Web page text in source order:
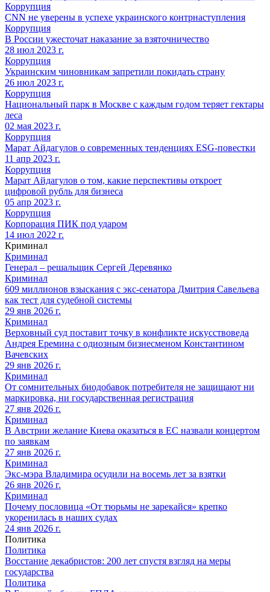
Коррупция
CNN не уверены в успехе украинского контрнаступления
Коррупция
В России ужесточат наказание за взяточничество
28 июл 2023 г.
Коррупция
Украинским чиновникам запретили покидать страну
26 июл 2023 г.
Коррупция
Национальный парк в Москве с каждым годом теряет гектары
леса
02 мая 2023 г.
Коррупция
Марат Айдагулов о современных тенденциях ESG-повестки
11 апр 2023 г.
Коррупция
Марат Айдагулов о том, какие перспективы откроет
цифровой рубль для бизнеса
05 апр 2023 г.
Коррупция
Корпорация ПИК под ударом
14 июл 2022 г.
Криминал
Криминал
Генерал – решальщик Сергей Деревянко
Криминал
609 миллионов взыскания с экс-сенатора Дмитрия Савельева
как тест для судебной системы
29 янв 2026 г.
Криминал
Верховный суд поставит точку в конфликте искусствоведа
Андрея Еремина с одиозным бизнесменом Константином
Вачевских
29 янв 2026 г.
Криминал
От сомнительных биодобавок потребителя не защищают ни
маркировка, ни государственная регистрация
27 янв 2026 г.
Криминал
В Австрии желание Киева оказаться в ЕС назвали концертом
по заявкам
27 янв 2026 г.
Криминал
Экс-мэра Владимира осудили на восемь лет за взятки
26 янв 2026 г.
Криминал
Почему пословица «От тюрьмы не зарекайся» крепко
укоренилась в наших судах
24 янв 2026 г.
Политика
Политика
Восстание декабристов: 200 лет спустя взгляд на меры
государства
Политика